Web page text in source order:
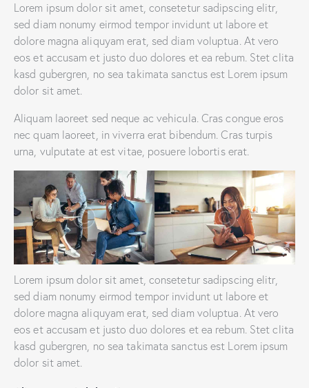
Lorem ipsum dolor sit amet, consetetur sadipscing elitr,
sed diam nonumy eirmod tempor invidunt ut labore et
dolore magna aliquyam erat, sed diam voluptua. At vero
eos et accusam et justo duo dolores et ea rebum. Stet clita
kasd gubergren, no sea takimata sanctus est Lorem ipsum
dolor sit amet.
Aliquam laoreet sed neque ac vehicula. Cras congue eros
nec quam laoreet, in viverra erat bibendum. Cras turpis
urna, vulputate at est vitae, posuere lobortis erat.
Lorem ipsum dolor sit amet, consetetur sadipscing elitr,
sed diam nonumy eirmod tempor invidunt ut labore et
dolore magna aliquyam erat, sed diam voluptua. At vero
eos et accusam et justo duo dolores et ea rebum. Stet clita
kasd gubergren, no sea takimata sanctus est Lorem ipsum
dolor sit amet.